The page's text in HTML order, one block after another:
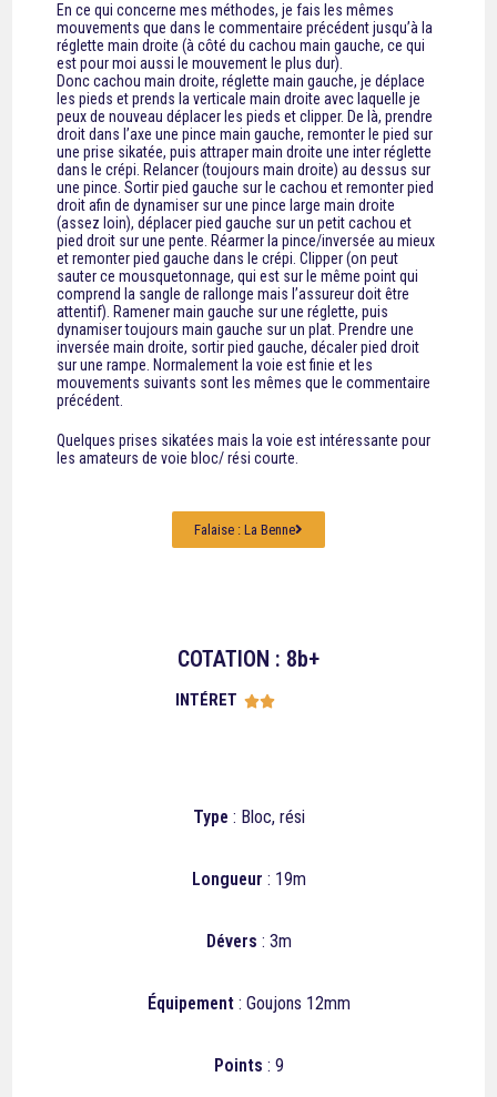
En ce qui concerne mes méthodes, je fais les mêmes
mouvements que dans le commentaire précédent jusqu’à la
réglette main droite (à côté du cachou main gauche, ce qui
est pour moi aussi le mouvement le plus dur).
Donc cachou main droite, réglette main gauche, je déplace
les pieds et prends la verticale main droite avec laquelle je
peux de nouveau déplacer les pieds et clipper. De là, prendre
droit dans l’axe une pince main gauche, remonter le pied sur
une prise sikatée, puis attraper main droite une inter réglette
dans le crépi. Relancer (toujours main droite) au dessus sur
une pince. Sortir pied gauche sur le cachou et remonter pied
droit afin de dynamiser sur une pince large main droite
(assez loin), déplacer pied gauche sur un petit cachou et
pied droit sur une pente. Réarmer la pince/inversée au mieux
et remonter pied gauche dans le crépi. Clipper (on peut
sauter ce mousquetonnage, qui est sur le même point qui
comprend la sangle de rallonge mais l’assureur doit être
attentif). Ramener main gauche sur une réglette, puis
dynamiser toujours main gauche sur un plat. Prendre une
inversée main droite, sortir pied gauche, décaler pied droit
sur une rampe. Normalement la voie est finie et les
mouvements suivants sont les mêmes que le commentaire
précédent.
Quelques prises sikatées mais la voie est intéressante pour
les amateurs de voie bloc/ rési courte.
Falaise : La Benne
COTATION : 8b+
INTÉRET 
Type : Bloc, rési
Longueur : 19m
Dévers : 3m
Équipement: Goujons 12mm
Points : 9